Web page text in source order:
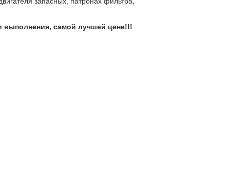
самой лучшей цене!!!